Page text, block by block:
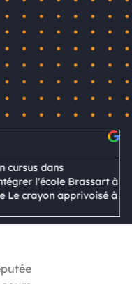
était de me
Le Crayon Apprivoisé
les compétences